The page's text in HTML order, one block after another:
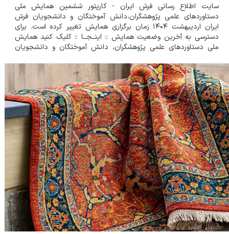
سایت اطلاع رسانی فرش ایران - کارپتور ششمین همایش ملی
دستاوردهای علمی پژوهشگران،دانش آموختگان و دانشجویان فرش
ایران اردیبهشت ۱۴۰۴ زمان برگزاری همایش تغییر کرده است. برای
دسترسی به آخرین وضعیت همایش :: اینــجــا :: کلیک کنید همایش
ملی دستاوردهای علمی پژوهشگران، دانش آموختگان و دانشجویان
صنعت فرش ایرانی می پردازد. ای...